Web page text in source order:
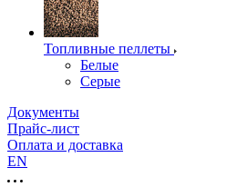
Топливные пеллеты
Белые
Серые
Документы
Прайс-лист
Оплата и доставка
EN